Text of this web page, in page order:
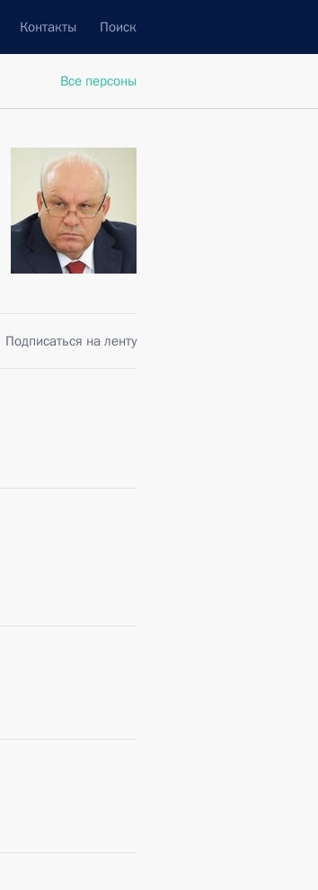
Контакты Поиск
Все персоны
Подписаться на ленту